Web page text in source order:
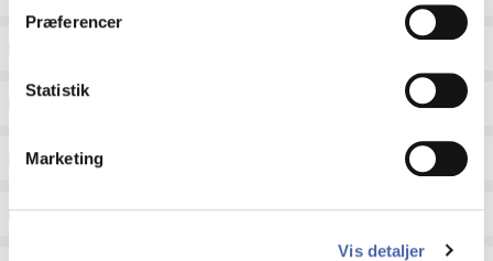
Præferencer
Statistik
Marketing
Vis detaljer
Type
Undervisningsperiode
Undervisningsform